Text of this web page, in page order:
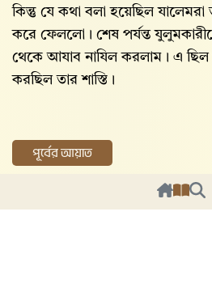
কিন্তু যে কথা বলা হয়েছিল
করে ফেললো। শেষ পর্যন্ত
থেকে আযাব নাযিল করলাম। এ ছিল
করছিল তার শাস্তি।
পূর্বের আয়াত